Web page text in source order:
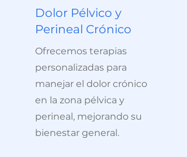
Dolor Pélvico y
Perineal Crónico
Ofrecemos terapias
personalizadas para
manejar el dolor crónico
en la zona pélvica y
perineal, mejorando su
bienestar general.